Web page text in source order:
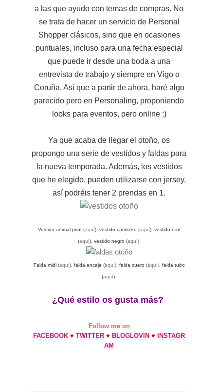
a las que ayudo con temas de compras. No
se trata de hacer un servicio de Personal
Shopper clásicos, sino que en ocasiones
puntuales, incluso para una fecha especial
que puede ir desde una boda a una
entrevista de trabajo y siempre en Vigo o
Coruña. Así que a partir de ahora, haré algo
parecido pero en Personaling, proponiendo
looks para eventos, pero online :)
Ya que acaba de llegar el otoño, os
propongo una serie de vestidos y faldas para
la nueva temporada. Además, los vestidos
que he elegido, pueden utilizarse con jersey,
así podréis tener 2 prendas en 1.
Vestido animal print (aquí), vestido camisero (aquí), vestido naïf
(aquí), vestido negro (aquí).
Falda midi (aquí), falda encaje (aquí), falda cuero (aquí), falda tubo
(aquí)
¿Qué estilo os gusta más?
Follow me on
FACEBOOK ♥ TWITTER ♥ BLOGLOVIN ♥ INSTAGR
AM